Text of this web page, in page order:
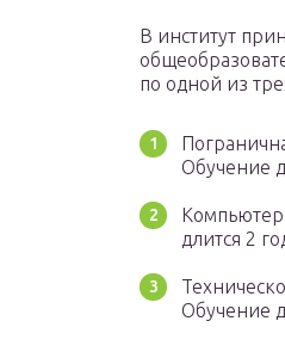
В институт
по одной из
Обучение
длится 2
Обучение